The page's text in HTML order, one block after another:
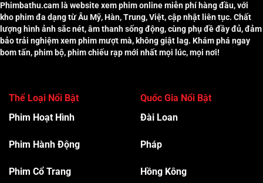
Phimbathu.cam là website xem phim online miễn phí hàng đầu, với
kho phim đa dạng từ Âu Mỹ, Hàn, Trung, Việt, cập nhật liên tục. Chất
lượng hình ảnh sắc nét, âm thanh sống động, cùng phụ đề đầy đủ, đảm
bảo trải nghiệm xem phim mượt mà, không giật lag. Khám phá ngay
bom tấn, phim bộ, phim chiếu rạp mới nhất mọi lúc, mọi nơi!
Thể Loại Nổi Bật
Phim Hoạt Hình
Phim Hành Động
Phim Cổ Trang
Quốc Gia Nổi Bật
Đài Loan
Pháp
Hồng Kông